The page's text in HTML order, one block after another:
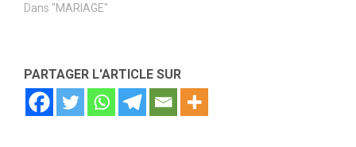
Dans "MARIAGE"
PARTAGER L'ARTICLE SUR